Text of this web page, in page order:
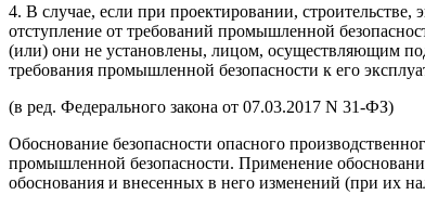
4. В случае, если при проектировании,
отступление от требований промышленной
(или) они не установлены, лицом, осуществляющим
требования промышленной безопасности к его
(в ред. Федерального закона от 07.03.2017 N 31-ФЗ)
Обоснование безопасности опасного
промышленной безопасности. Применение
обоснования и внесенных в него изменений (при их